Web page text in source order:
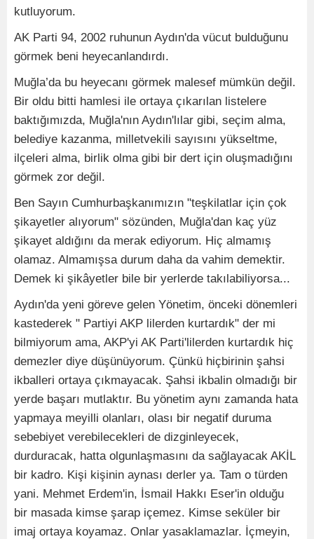
kutluyorum.
AK Parti 94, 2002 ruhunun Aydın'da vücut bulduğunu
görmek beni heyecanlandırdı.
Muğla’da bu heyecanı görmek malesef mümkün değil.
Bir oldu bitti hamlesi ile ortaya çıkarılan listelere
baktığımızda, Muğla'nın Aydın'lılar gibi, seçim alma,
belediye kazanma, milletvekili sayısını yükseltme,
ilçeleri alma, birlik olma gibi bir dert için oluşmadığını
görmek zor değil.
Ben Sayın Cumhurbaşkanımızın "teşkilatlar için çok
şikayetler alıyorum" sözünden, Muğla'dan kaç yüz
şikayet aldığını da merak ediyorum. Hiç almamış
olamaz. Almamışsa durum daha da vahim demektir.
Demek ki şikâyetler bile bir yerlerde takılabiliyorsa...
Aydın'da yeni göreve gelen Yönetim, önceki dönemleri
kastederek " Partiyi AKP lilerden kurtardık" der mi
bilmiyorum ama, AKP'yi AK Parti'lilerden kurtardık hiç
demezler diye düşünüyorum. Çünkü hiçbirinin şahsi
ikballeri ortaya çıkmayacak. Şahsi ikbalin olmadığı bir
yerde başarı mutlaktır. Bu yönetim aynı zamanda hata
yapmaya meyilli olanları, olası bir negatif duruma
sebebiyet verebilecekleri de dizginleyecek,
durduracak, hatta olgunlaşmasını da sağlayacak AKİL
bir kadro. Kişi kişinin aynası derler ya. Tam o türden
yani. Mehmet Erdem'in, İsmail Hakkı Eser'in olduğu
bir masada kimse şarap içemez. Kimse seküler bir
imaj ortaya koyamaz. Onlar yasaklamazlar. İçmeyin,